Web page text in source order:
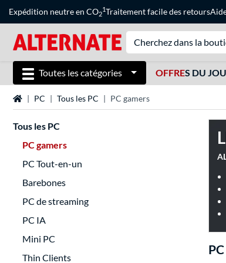
Expédition neutre en CO2
1Traitement facile des retours
Toutes les catégories OFFRES DU
Page d'accueil
PC Tous les PC PC gamers
Tous les PC
PC gamers
PC Tout-en-un
Barebones
PC de streaming
PC IA
Mini PC
Thin Clients